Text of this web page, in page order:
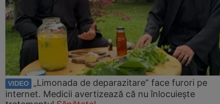
VIDEO
„Limonada de deparazitare” face furori pe
internet. Medicii avertizează că nu înlocuiește